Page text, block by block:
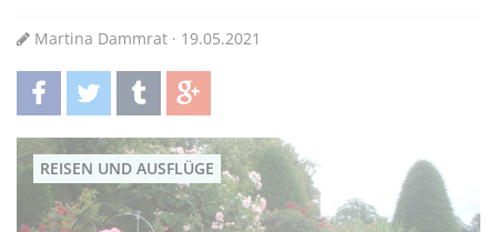
Martina Dammrat · 19.05.2021
teilentwittern teilen teilen
REISEN UND AUSFLÜGE